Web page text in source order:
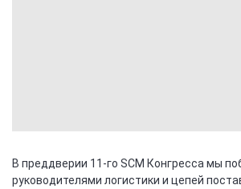
В преддверии 11-го SCM Конгресса мы
руководителями логистики и цепей